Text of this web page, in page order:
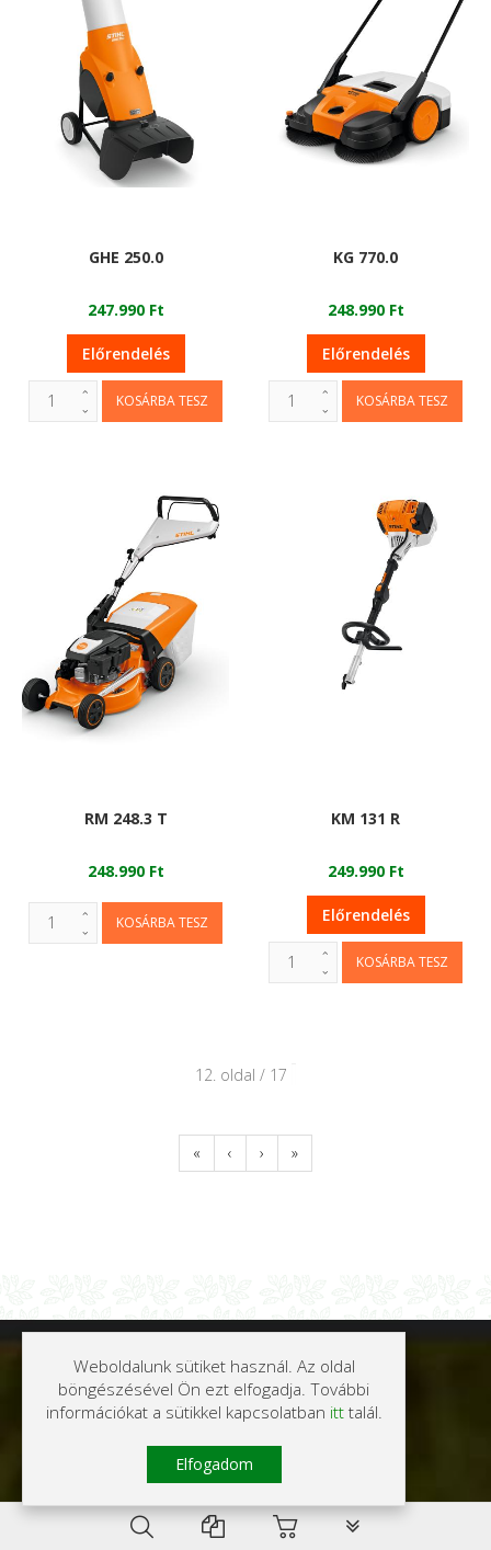
GHE 250.0
247.990 Ft
Előrendelés
KG 770.0
248.990 Ft
Előrendelés
RM 248.3 T
248.990 Ft
KM 131 R
249.990 Ft
Előrendelés
12. oldal / 17
« ‹ › »
Weboldalunk sütiket használ. Az oldal
böngészésével Ön ezt elfogadja. További
információkat a sütikkel kapcsolatban itttalál.
Elfogadom